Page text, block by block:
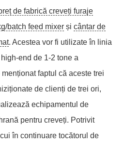
de fabrică creveți furaje
batch feed mixer șicântar de
. Acestea vor fi utilizate în linia
end de 1-2 tone a
faptul că aceste trei
de clienți de trei ori,
echipamentul de
pentru creveți. Potrivit
în continuare tocătorul de